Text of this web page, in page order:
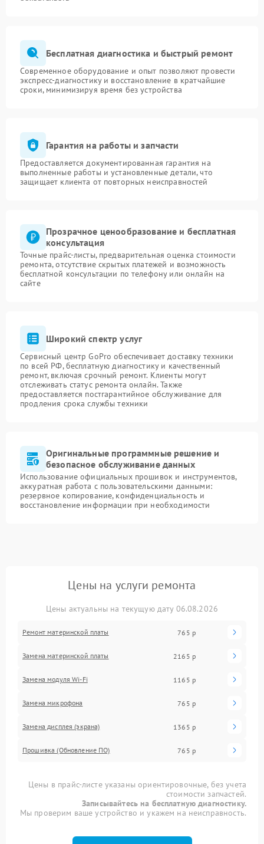
Бесплатная диагностика и быстрый ремонт
Современное оборудование и опыт позволяют провести
экспресс-диагностику и восстановление в кратчайшие
сроки, минимизируя время без устройства
Гарантия на работы и запчасти
Предоставляется документированная гарантия на
выполненные работы и установленные детали, что
защищает клиента от повторных неисправностей
Прозрачное ценообразование и бесплатная
консультация
Точные прайс-листы, предварительная оценка стоимости
ремонта, отсутствие скрытых платежей и возможность
бесплатной консультации по телефону или онлайн на
сайте
Широкий спектр услуг
Сервисный центр GoPro обеспечивает доставку техники
по всей РФ, бесплатную диагностику и качественный
ремонт, включая срочный ремонт. Клиенты могут
отслеживать статус ремонта онлайн. Также
предоставляется постгарантийное обслуживание для
продления срока службы техники
Оригинальные программные решение и
безопасное обслуживание данных
Использование официальных прошивок и инструментов,
аккуратная работа с пользовательскими данными:
резервное копирование, конфиденциальность и
восстановление информации при необходимости
Цены на услуги ремонта
Цены актуальны на текущую дату 06.08.2026
Ремонт материнской платы 765 р
Замена материнской платы 2165 р
Замена модуля Wi-Fi 1165 р
Замена микрофона 765 р
Замена дисплея (экрана) 1365 р
Прошивка (Обновление ПО) 765 р
Цены в прайс-листе указаны ориентировочные, без учета
стоимости запчастей.
Записывайтесь на бесплатную диагностику.
Мы проверим ваше устройство и укажем на неисправность.